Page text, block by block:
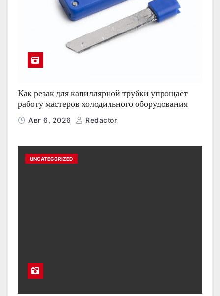
Как резак для капиллярной трубки упрощает
работу мастеров холодильного оборудования
Авг 6, 2026 Redactor
UNCATEGORIZED